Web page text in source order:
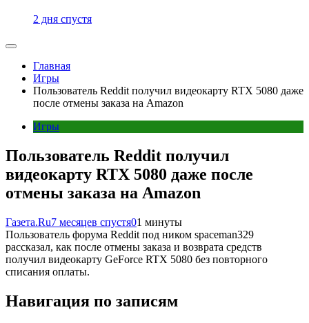
2 дня спустя
Главная
Игры
Пользователь Reddit получил видеокарту RTX 5080 даже
после отмены заказа на Amazon
Игры
Пользователь Reddit получил
видеокарту RTX 5080 даже после
отмены заказа на Amazon
Газета.Ru7 месяцев спустя01 минуты
Пользователь форума Reddit под ником spaceman329
рассказал, как после отмены заказа и возврата средств
получил видеокарту GeForce RTX 5080 без повторного
списания оплаты.
Навигация по записям